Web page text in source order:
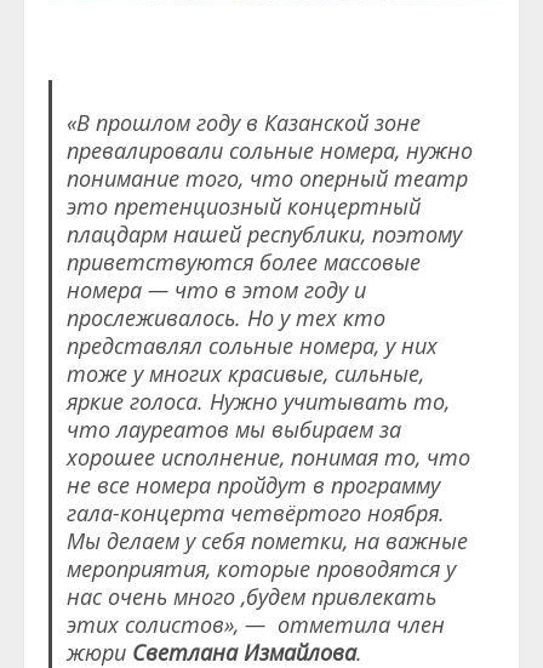
«В прошлом году в Казанской зоне
превалировали сольные номера, нужно
понимание того, что оперный театр
это претенциозный концертный
плацдарм нашей республики, поэтому
приветствуются более массовые
номера — что в этом году и
прослеживалось. Но у тех кто
представлял сольные номера, у них
тоже у многих красивые, сильные,
яркие голоса. Нужно учитывать то,
что лауреатов мы выбираем за
хорошее исполнение, понимая то, что
не все номера пройдут в программу
гала-концерта четвёртого ноября.
Мы делаем у себя пометки, на важные
мероприятия, которые проводятся у
нас очень много ,будем привлекать
этих солистов», — отметила член
жюри Светлана Измайлова.